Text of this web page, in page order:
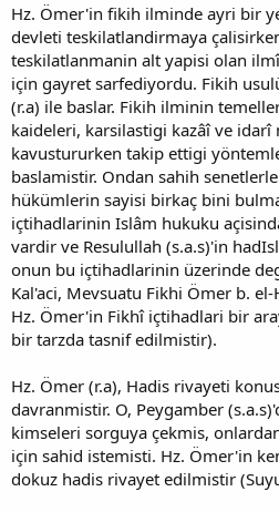
Hz. Ömer'in fikih ilminde ayri bir
devleti teskilatlandirmaya
teskilatlanmanin alt yapisi olan
için gayret sarfediyordu. Fikih
(r.a) ile baslar. Fikih ilminin
kaideleri, karsilastigi kazâî ve idarî
kavustururken takip ettigi
baslamistir. Ondan sahih
hükümlerin sayisi birkaç bini
içtihadlarinin Islâm hukuku
vardir ve Resulullah (s.a.s)'in
onun bu içtihadlarinin üzerinde
Kal'aci, Mevsuatu Fikhi Ömer b.
Hz. Ömer'in Fikhî içtihadlari bir
bir tarzda tasnif edilmistir).
Hz. Ömer (r.a), Hadis rivayeti
davranmistir. O, Peygamber
kimseleri sorguya çekmis,
için sahid istemisti. Hz. Ömer'in
dokuz hadis rivayet edilmistir